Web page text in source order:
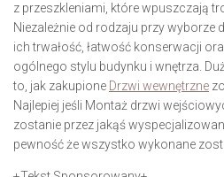
z przeszkleniami, które wpuszczają
Niezależnie od rodzaju przy wyborze
ich trwałość, łatwość konserwacji
ogólnego stylu budynku i wnętrza.
to, jak zakupione Drzwi wewnętrzne
Najlepiej jeśli Montaż drzwi
zostanie przez jakąś
pewność że wszystko wykonane